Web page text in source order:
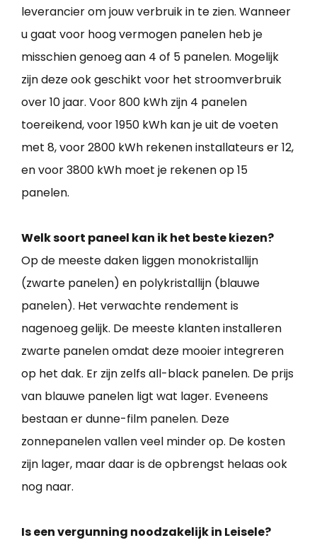
leverancier om jouw verbruik in te zien. Wanneer
u gaat voor hoog vermogen panelen heb je
misschien genoeg aan 4 of 5 panelen. Mogelijk
zijn deze ook geschikt voor het stroomverbruik
over 10 jaar. Voor 800 kWh zijn 4 panelen
toereikend, voor 1950 kWh kan je uit de voeten
met 8, voor 2800 kWh rekenen installateurs er 12,
en voor 3800 kWh moet je rekenen op 15
panelen.
Welk soort paneel kan ik het beste kiezen?
Op de meeste daken liggen monokristallijn
(zwarte panelen) en polykristallijn (blauwe
panelen). Het verwachte rendement is
nagenoeg gelijk. De meeste klanten installeren
zwarte panelen omdat deze mooier integreren
op het dak. Er zijn zelfs all-black panelen. De prijs
van blauwe panelen ligt wat lager. Eveneens
bestaan er dunne-film panelen. Deze
zonnepanelen vallen veel minder op. De kosten
zijn lager, maar daar is de opbrengst helaas ook
nog naar.
Is een vergunning noodzakelijk in Leisele?